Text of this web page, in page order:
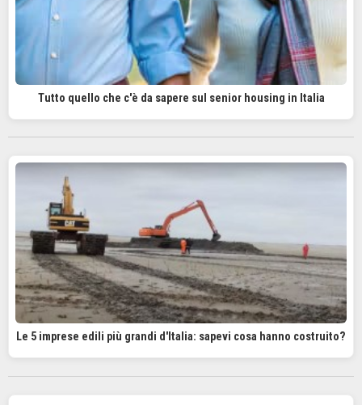
Tutto quello che c'è da sapere sul senior housing in Italia
Le 5 imprese edili più grandi d'Italia: sapevi cosa hanno costruito?